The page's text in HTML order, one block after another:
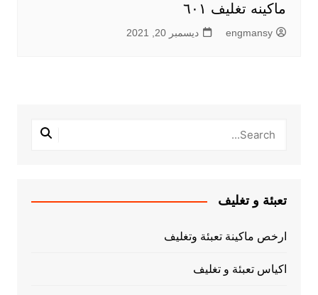
ماكينه تغليف ٦٠١
engmansy ديسمبر 20, 2021
تعبئة و تغليف
ارخص ماكينة تعبئة وتغليف
اكياس تعبئة و تغليف